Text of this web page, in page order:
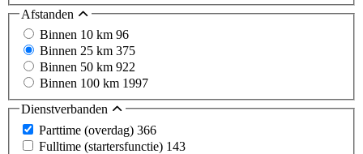
Afstanden
Binnen 10 km 96
Binnen 25 km 375
Binnen 50 km 922
Binnen 100 km 1997
Dienstverbanden
Parttime (overdag) 366
Fulltime (startersfunctie) 143